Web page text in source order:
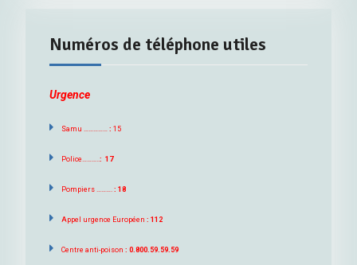
Numéros de téléphone utiles
Urgence
Samu …………… : 15
Police……….. : 17
Pompiers ………. : 18
Appel urgence Européen : 112
Centre anti-poison : 0.800.59.59.59